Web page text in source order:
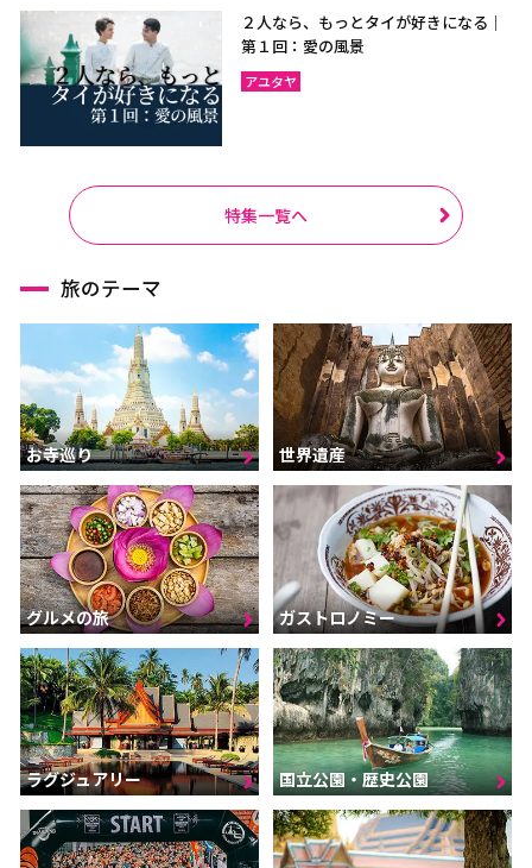
２人なら、もっとタイが好きになる｜
第１回：愛の風景
アユタヤ
特集一覧へ
旅のテーマ
お寺巡り 世界遺産
グルメの旅 ガストロノミー
ラグジュアリー 国立公園・歴史公園